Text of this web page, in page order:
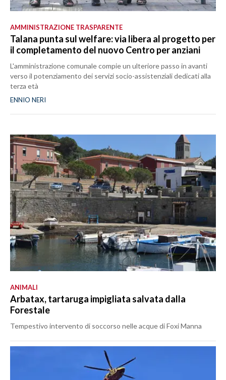
AMMINISTRAZIONE TRASPARENTE
Talana punta sul welfare: via libera al progetto per
il completamento del nuovo Centro per anziani
L'amministrazione comunale compie un ulteriore passo in avanti
verso il potenziamento dei servizi socio-assistenziali dedicati alla
terza età
ENNIO NERI
ANIMALI
Arbatax, tartaruga impigliata salvata dalla
Forestale
Tempestivo intervento di soccorso nelle acque di Foxi Manna